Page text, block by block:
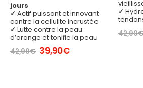
jours
✓ Actif puissant et innovant
contre la cellulite incrustée
✓ Lutte contre la peau
d’orange et tonifie la peau
42,90€ Le
prix
39,90€Le
✓
42,90